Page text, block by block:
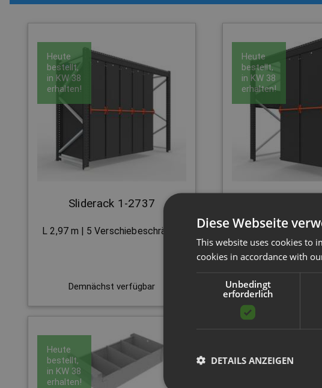
Heute
bestellt,
in KW 38
erhalten!
Sliderack 1-2737
L 2,97 m | 5 Verschiebeschränke
Demnächst verfügbar
Heute
bestellt,
in KW 38
erhalten!
L 2,09 m | 2
Demnächst
Heute
bestellt,
in KW 38
erhalten!
bestellt,
Diese Webseite
This website uses cookies to
cookies in accordance with
Unbedingt
erforderlich
DETAILS ANZEIGEN